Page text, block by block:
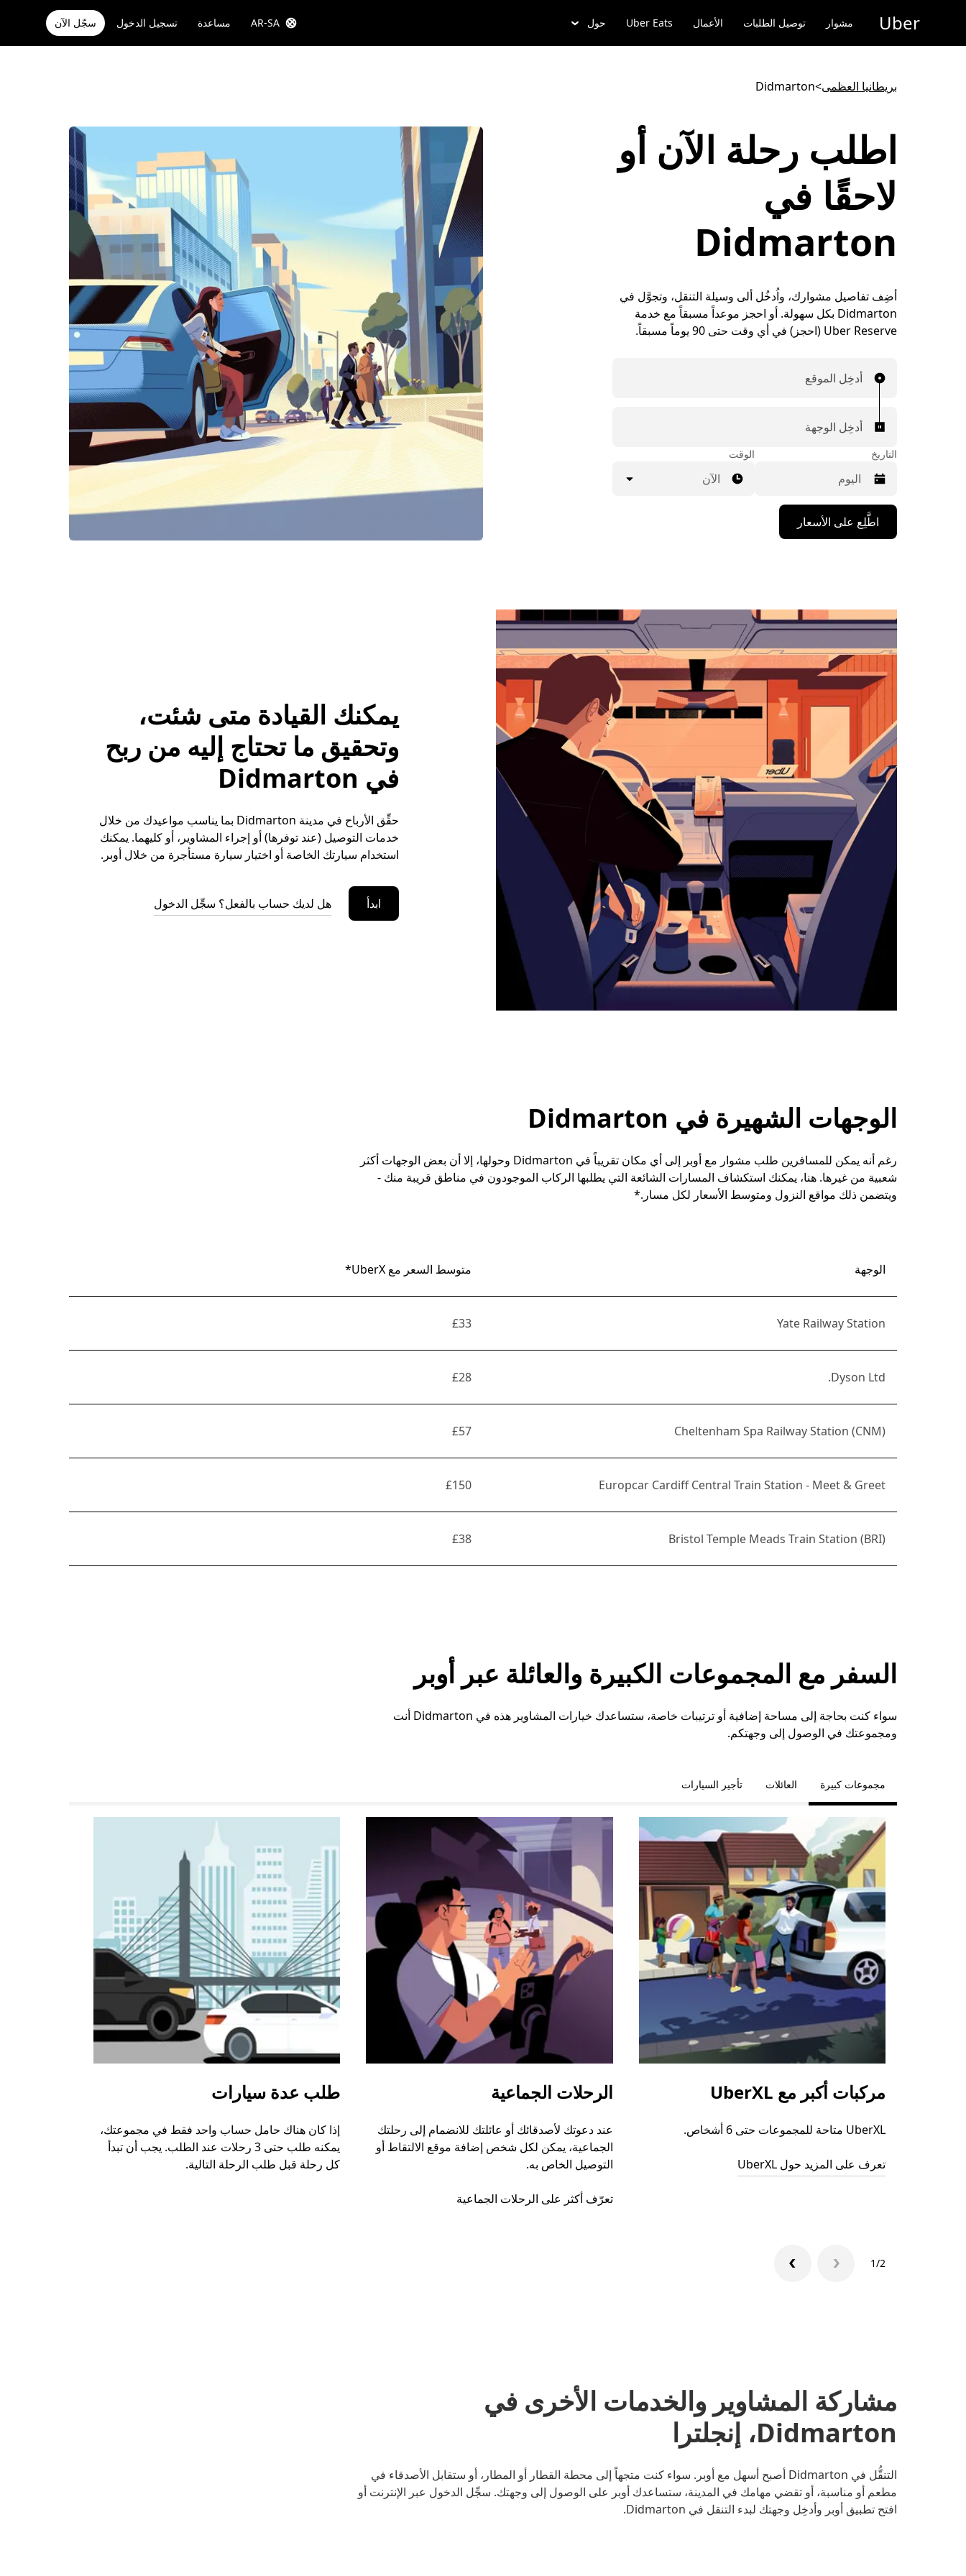
المحتوى
Uber مشوار توصيل الطلبات الأعمال Uber Eats حول AR-SA مساعدة تسجيل الدخول سجّل الآن
بريطانيا العظمى>
Didmarton
اطلب رحلة الآن أو
لاحقًا في
Didmarton
أضِف تفاصيل مشوارك، واُدخُل ألى وسيلة التنقل، وتجوَّل في
Didmarton بكل سهولة. أو احجز موعداً مسبقاً مع خدمة
Uber Reserve (احجز) في أي وقت حتى 90 يوماً مسبقاً.
أدخِل الموقع
أدخِل الوجهة
التاريخ
اضغط
على
مفتاح
التقويم
واختيار
اضغط
زر
الخروج
التقويم.
الوقت
الآن
اطَّلِع على الأسعار
يمكنك القيادة متى شئت،
وتحقيق ما تحتاج إليه من ربح
في Didmarton
حقِّق الأرباح في مدينة Didmarton بما يناسب مواعيدك من خلال
خدمات التوصيل (عند توفرها) أو إجراء المشاوير، أو كليهما. يمكنك
استخدام سيارتك الخاصة أو اختيار سيارة مستأجرة من خلال أوبر.
ابدأ هل لديك حساب بالفعل؟ سجِّل الدخول
الوجهات الشهيرة في Didmarton
رغم أنه يمكن للمسافرين طلب مشوار مع أوبر إلى أي مكان تقريباً في Didmarton وحولها، إلا أن بعض الوجهات أكثر
شعبية من غيرها. هنا، يمكنك استكشاف المسارات الشائعة التي يطلبها الركاب الموجودون في مناطق قريبة منك -
ويتضمن ذلك مواقع النزول ومتوسط الأسعار لكل مسار.*
الوجهة متوسط السعر مع UberX*
Yate Railway Station
£33
Dyson Ltd.
£28
Cheltenham Spa Railway Station (CNM)
£57
Europcar Cardiff Central Train Station - Meet & Greet
£150
Bristol Temple Meads Train Station (BRI)
£38
السفر مع المجموعات الكبيرة والعائلة عبر أوبر
سواء كنت بحاجة إلى مساحة إضافية أو ترتيبات خاصة، ستساعدك خيارات المشاوير هذه في Didmarton أنت
ومجموعتك في الوصول إلى وجهتكم.
مجموعات كبيرة العائلات تأجير السيارات
مركبات أكبر مع UberXL
UberXL متاحة للمجموعات حتى 6 أشخاص.
تعرف على المزيد حول UberXL
الرحلات الجماعية
عند دعوتك لأصدقائك أو عائلتك للانضمام إلى رحلتك
الجماعية، يمكن لكل شخص إضافة موقع الالتقاط أو
التوصيل الخاص به.
تعرّف أكثر على الرحلات الجماعية
طلب عدة سيارات
إذا كان هناك حامل حساب واحد فقط في مجموعتك،
يمكنه طلب حتى 3 رحلات عند الطلب. يجب أن تبدأ
كل رحلة قبل طلب الرحلة التالية.
1/2
مشاركة المشاوير والخدمات الأخرى في
Didmarton، إنجلترا
التنقُّل في Didmarton أصبح أسهل مع أوبر. سواء كنت متجهاً إلى محطة القطار أو المطار، أو ستقابل الأصدقاء في
مطعم أو مناسبة، أو تقضي مهامك في المدينة، ستساعدك أوبر على الوصول إلى وجهتك. سجِّل الدخول عبر الإنترنت أو
افتح تطبيق أوبر وأدخِل وجهتك لبدء التنقل في Didmarton.